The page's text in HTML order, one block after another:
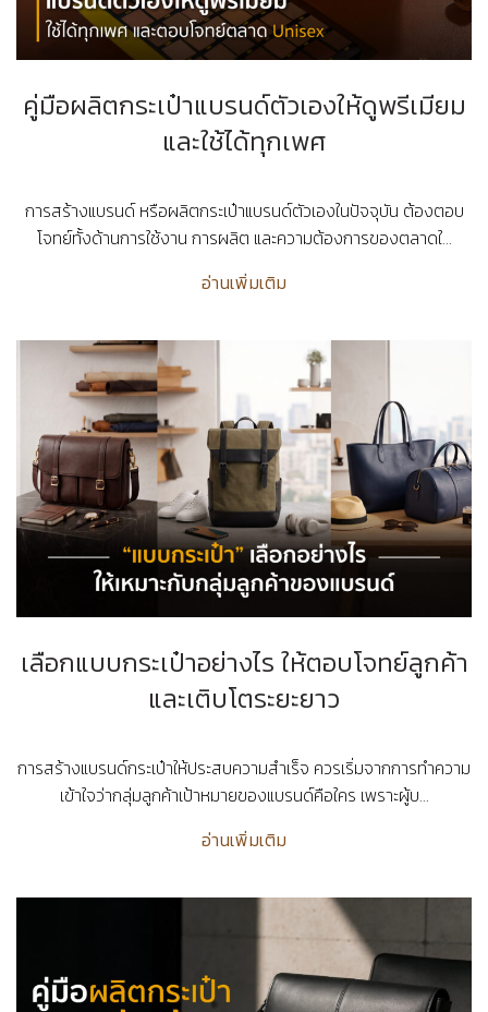
คู่มือผลิตกระเป๋าแบรนด์ตัวเองให้ดูพรีเมียม
และใช้ได้ทุกเพศ
การสร้างแบรนด์ หรือผลิตกระเป๋าแบรนด์ตัวเองในปัจจุบัน ต้องตอบ
โจทย์ทั้งด้านการใช้งาน การผลิต และความต้องการของตลาดใ...
อ่านเพิ่มเติม
เลือกแบบกระเป๋าอย่างไร ให้ตอบโจทย์ลูกค้า
และเติบโตระยะยาว
การสร้างแบรนด์กระเป๋าให้ประสบความสำเร็จ ควรเริ่มจากการทำความ
เข้าใจว่ากลุ่มลูกค้าเป้าหมายของแบรนด์คือใคร เพราะผู้บ...
อ่านเพิ่มเติม